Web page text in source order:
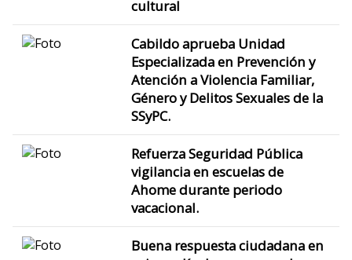
cultural
Cabildo aprueba Unidad
Especializada en Prevención y
Atención a Violencia Familiar,
Género y Delitos Sexuales de la
SSyPC.
Refuerza Seguridad Pública
vigilancia en escuelas de
Ahome durante periodo
vacacional.
Buena respuesta ciudadana en